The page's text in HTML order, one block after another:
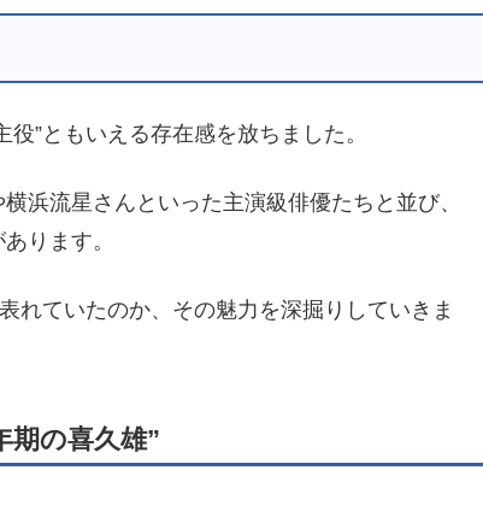
”ともいえる存在感を放ちました。
浜流星さんといった主演級俳優たちと並び、
ります。
れていたのか、その魅力を深掘りしていきま
期の喜久雄”